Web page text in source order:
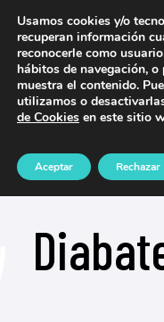
644 23 77 00
Usamos cookies y/o
recuperan información
reconocerle como
hábitos de navegación,
muestra el contenido.
utilizamos o
de Cookies en este sitio
Aceptar Rechazar